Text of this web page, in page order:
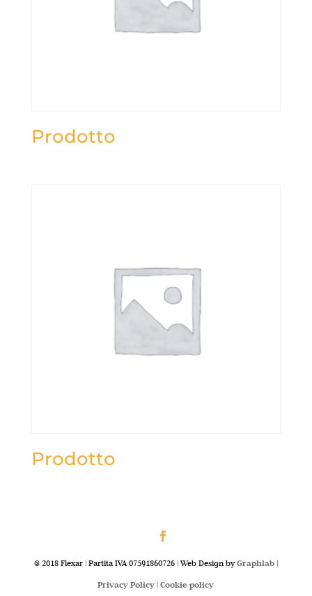
Prodotto
Prodotto
@ 2018 Flexar | Partita IVA 07591860726 | Web Design byGraphlab|
Privacy Policy |Cookie policy